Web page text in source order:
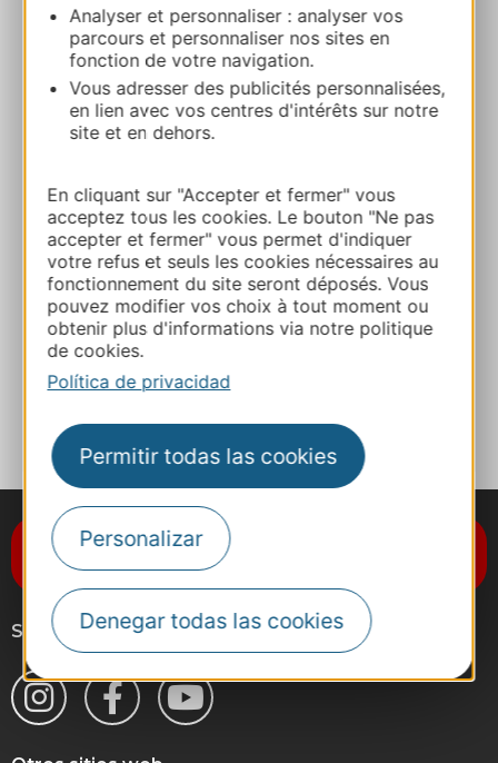
Analyser et personnaliser : analyser vos
parcours et personnaliser nos sites en
fonction de votre navigation.
Vous adresser des publicités personnalisées,
en lien avec vos centres d'intérêts sur notre
site et en dehors.
En cliquant sur "Accepter et fermer" vous
acceptez tous les cookies. Le bouton "Ne pas
accepter et fermer" vous permet d'indiquer
votre refus et seuls les cookies nécessaires au
fonctionnement du site seront déposés. Vous
pouvez modifier vos choix à tout moment ou
obtenir plus d'informations via notre politique
de cookies.
Política de privacidad
Permitir todas las cookies
Personalizar
Denegar todas las cookies
Les Thermes de Jeannot – 1er école
5 Bis Place Jean Jaurès 12110 CRANSAC
Ruta y acceso
E-mail
Sitio web
A MIS FAVORITOS
Suscríbase al boletín de noticias
Destination Occitanie
Síganos